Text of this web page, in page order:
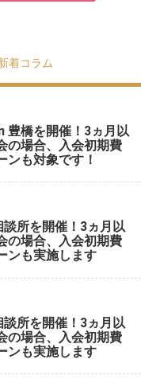
着コラム
豊橋を開催！3ヵ月以
の場合、入会初期費
も対象です！
所を開催！3ヵ月以
の場合、入会初期費
ンも実施します
所を開催！3ヵ月以
の場合、入会初期費
ンも実施します